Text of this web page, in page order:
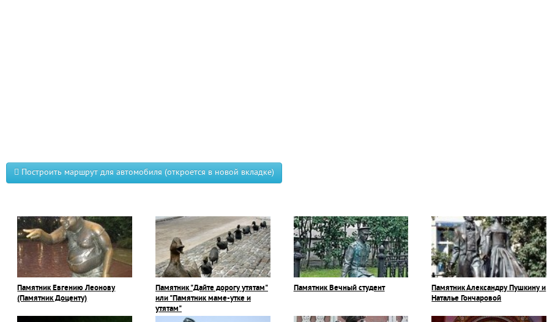
Построить маршрут для автомобиля (откроется в новой вкладке)
Памятник Евгению Леонову
(Памятник Доценту)
Памятник "Дайте дорогу утятам"
или "Памятник маме-утке и
утятам"
Памятник Вечный студент
Памятник Александру Пушкину и
Наталье Гончаровой